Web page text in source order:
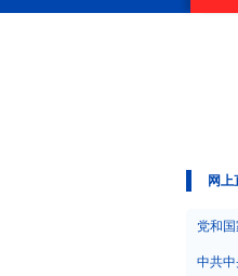
网上
29日10:00 国务院台湾事务办公室7
党和
中共